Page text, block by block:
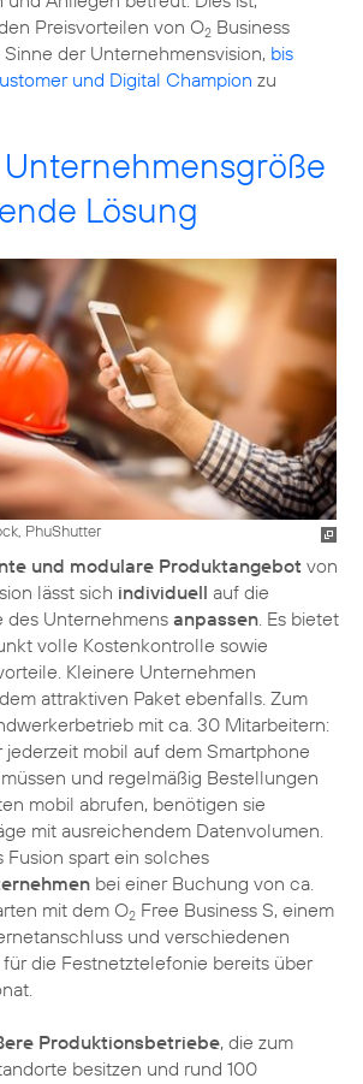
Preisvorteilen von O2 Business
Sinne der Unternehmensvision, bis
und Digital Champion zu
Lösung
PhuShutter
und modulare Produktangebot von
lässt sich individuell auf die
des Unternehmens anpassen . Es bietet
volle Kostenkontrolle sowie
Kleinere Unternehmen
attraktiven Paket ebenfalls. Zum
mit ca. 30 Mitarbeitern:
jederzeit mobil auf dem Smartphone
und regelmäßig Bestellungen
mobil abrufen, benötigen sie
mit ausreichendem Datenvolumen.
Fusion spart ein solches
bei einer Buchung von ca.
mit dem O2 Free Business S, einem
und verschiedenen
die Festnetztelefonie bereits über
Produktionsbetriebe, die zum
besitzen und rund 100